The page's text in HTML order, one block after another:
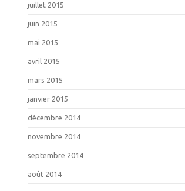
juillet 2015
juin 2015
mai 2015
avril 2015
mars 2015
janvier 2015
décembre 2014
novembre 2014
septembre 2014
août 2014